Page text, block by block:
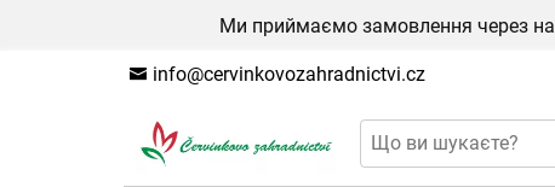
Ми приймаємо замовлення через
info@cervinkovozahradnictvi.cz